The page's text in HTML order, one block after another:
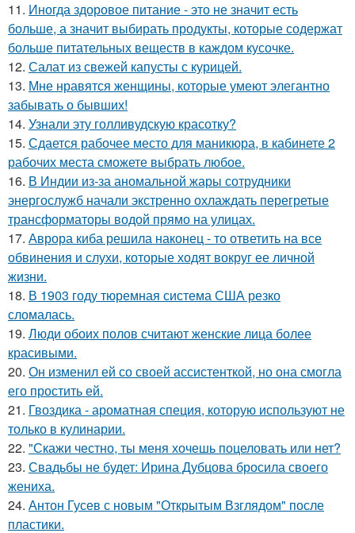
11. Иногда здоровое питание - это не значит есть
больше, а значит выбирать продукты, которые содержат
больше питательных веществ в каждом кусочке.
12. Салат из свежей капусты с курицей.
13. Мне нравятся женщины, которые умеют элегантно
забывать о бывших!
14. Узнали эту голливудскую красотку?
15. Сдается рабочее место для маникюра, в кабинете 2
рабочих места сможете выбрать любое.
16. В Индии из-за аномальной жары сотрудники
энергослужб начали экстренно охлаждать перегретые
трансформаторы водой прямо на улицах.
17. Аврора киба решила наконец - то ответить на все
обвинения и слухи, которые ходят вокруг ее личной
жизни.
18. В 1903 году тюремная система США резко
сломалась.
19. Люди обоих полов считают женские лица более
красивыми.
20. Он изменил ей со своей ассистенткой, но она смогла
его простить ей.
21. Гвоздика - ароматная специя, которую используют не
только в кулинарии.
22. "Скажи честно, ты меня хочешь поцеловать или нет?
23. Свадьбы не будет: Ирина Дубцова бросила своего
жениха.
24. Антон Гусев с новым "Открытым Взглядом" после
пластики.